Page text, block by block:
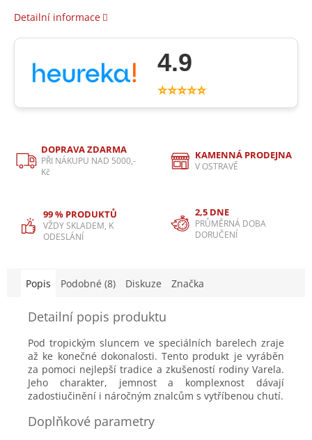
Detailní informace
4.9
⭐⭐⭐⭐⭐
DOPRAVA ZDARMA
PŘI NÁKUPU NAD 5000,-
Kč
KAMENNÁ PRODEJNA
V OSTRAVĚ
99 % PRODUKTŮ
VŽDY SKLADEM, K
ODESLÁNÍ
2,5 DNE
PRŮMĚRNÁ DOBA
DORUČENÍ
Popis Podobné (8) Diskuze Značka
Detailní popis produktu
Pod tropickým sluncem ve speciálních barelech zraje
až ke konečné dokonalosti. Tento produkt je vyráběn
za pomoci nejlepší tradice a zkušeností rodiny Varela.
Jeho charakter, jemnost a komplexnost dávají
zadostiučinění i náročným znalcům s vytříbenou chutí.
Doplňkové parametry